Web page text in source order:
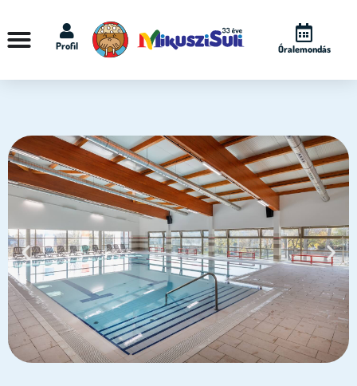
Profil Óralemondás